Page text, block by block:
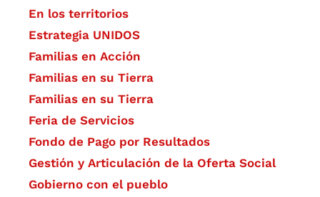
En los territorios
Estrategia UNIDOS
Familias en Acción
Familias en su Tierra
Familias en su Tierra
Feria de Servicios
Fondo de Pago por Resultados
Gestión y Articulación de la Oferta Social
Gobierno con el pueblo